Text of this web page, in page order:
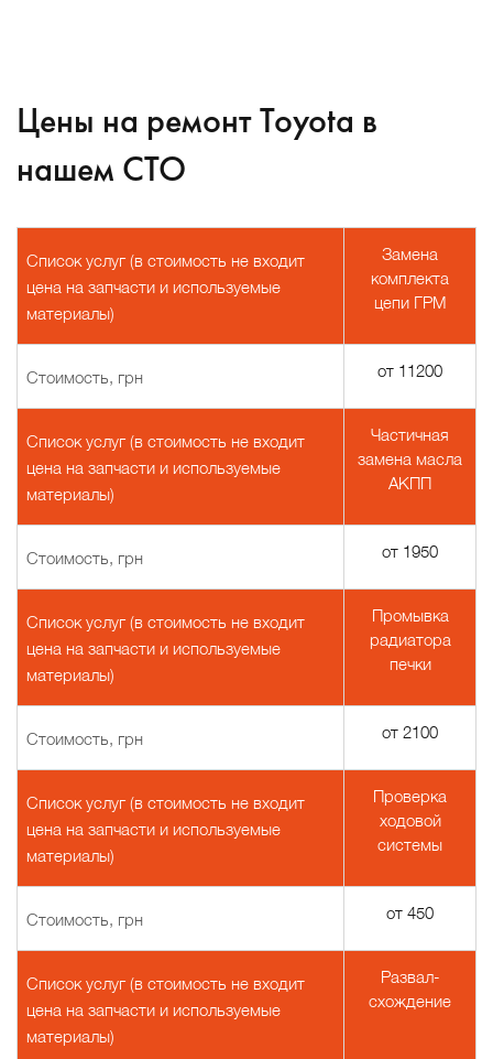
Цены на ремонт Toyota в
нашем СТО
Список услуг (в стоимость не входит
цена на запчасти и используемые
материалы)
Замена
комплекта
цепи ГРМ
Стоимость, грн от 11200
Список услуг (в стоимость не входит
цена на запчасти и используемые
материалы)
Частичная
замена масла
АКПП
Стоимость, грн от 1950
Список услуг (в стоимость не входит
цена на запчасти и используемые
материалы)
Промывка
радиатора
печки
Стоимость, грн от 2100
Список услуг (в стоимость не входит
цена на запчасти и используемые
материалы)
Проверка
ходовой
системы
Стоимость, грн от 450
Список услуг (в стоимость не входит
цена на запчасти и используемые
материалы)
Развал-
схождение